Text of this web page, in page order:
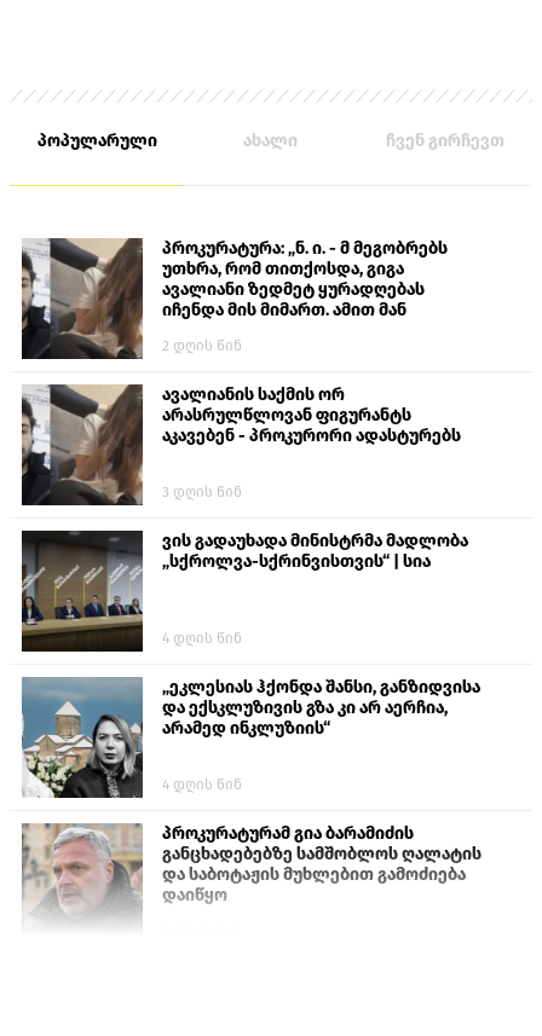
პოპულარული ახალი ჩვენ გირჩევთ
პროკურატურა: „ნ. ი. - მ მეგობრებს
უთხრა, რომ თითქოსდა, გიგა
ავალიანი ზედმეტ ყურადღებას
იჩენდა მის მიმართ. ამით მან
თავს დასხმოდა გიგა ავალიანს“
2 დღის წინ
ავალიანის საქმის ორ
არასრულწლოვან ფიგურანტს
აკავებენ - პროკურორი ადასტურებს
3 დღის წინ
ვის გადაუხადა მინისტრმა მადლობა
„სქროლვა-სქრინვისთვის“ | სია
4 დღის წინ
„ეკლესიას ჰქონდა შანსი, განზიდვისა
და ექსკლუზივის გზა კი არ აერჩია,
არამედ ინკლუზიის“
4 დღის წინ
პროკურატურამ გია ბარამიძის
განცხადებებზე სამშობლოს ღალატის
და საბოტაჟის მუხლებით გამოძიება
დაიწყო